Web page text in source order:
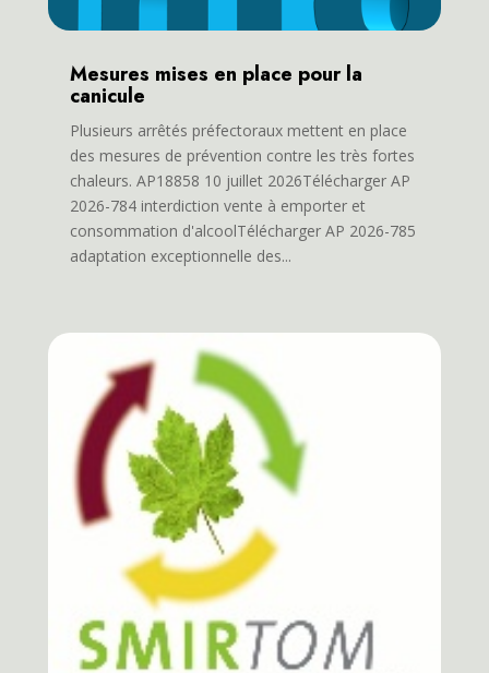
Mesures mises en place pour la
canicule
Plusieurs arrêtés préfectoraux mettent en place
des mesures de prévention contre les très fortes
chaleurs. AP18858 10 juillet 2026Télécharger AP
2026-784 interdiction vente à emporter et
consommation d'alcoolTélécharger AP 2026-785
adaptation exceptionnelle des...